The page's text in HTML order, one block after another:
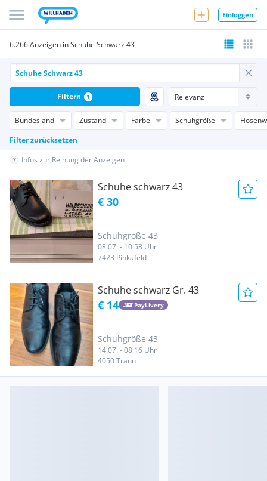
Einloggen
6.266 Anzeigen in Schuhe Schwarz 43
Bundesland Zustand Farbe Schuhgröße
Filter zurücksetzen
Filtern 1
Infos zur Reihung der Anzeigen
Schuhe schwarz 43
€ 30
Schuhgröße 43
08.07. - 10:58 Uhr
7423 Pinkafeld
Schuhe schwarz Gr. 43
€ 14 PayLivery
Schuhgröße 43
14.07. - 08:16 Uhr
4050 Traun